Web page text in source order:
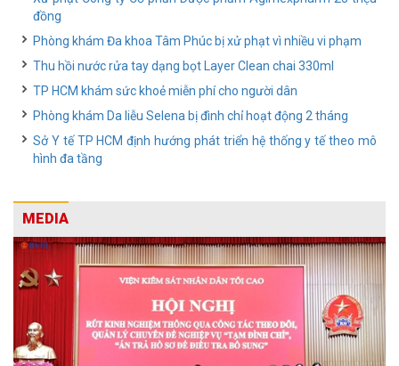
đồng
Phòng khám Đa khoa Tâm Phúc bị xử phạt vì nhiều vi phạm
Thu hồi nước rửa tay dạng bọt Layer Clean chai 330ml
TP HCM khám sức khoẻ miễn phí cho người dân
Phòng khám Da liễu Selena bị đình chỉ hoạt động 2 tháng
Sở Y tế TP HCM định hướng phát triển hệ thống y tế theo mô
hình đa tầng
MEDIA